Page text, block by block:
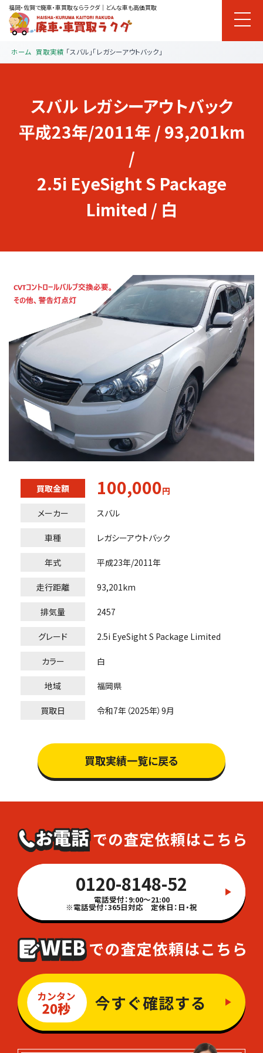
福岡・佐賀で廃車・車買取ならラクダ｜どんな車も高価買取
ホーム 買取実績 「スバル」「レガシーアウトバック」
スバル レガシーアウトバック
平成23年/2011年 / 93,201km
/
2.5i EyeSight S Package
Limited / 白
買取金額 100,000円
メーカー
スバル
車種 レガシーアウトバック
年式 平成23年/2011年
走行距離 93,201km
排気量 2457
グレード 2.5i EyeSight S Package Limited
カラー 白
地域 福岡県
買取日 令和7年（2025年）9月
買取実績一覧に戻る
0120-8148-52
電話受付：9:00～21:00
※電話受付：365日対応 定休日：日・祝